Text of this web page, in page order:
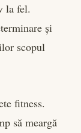
la fel.
și
scopul
fitness.
să meargă